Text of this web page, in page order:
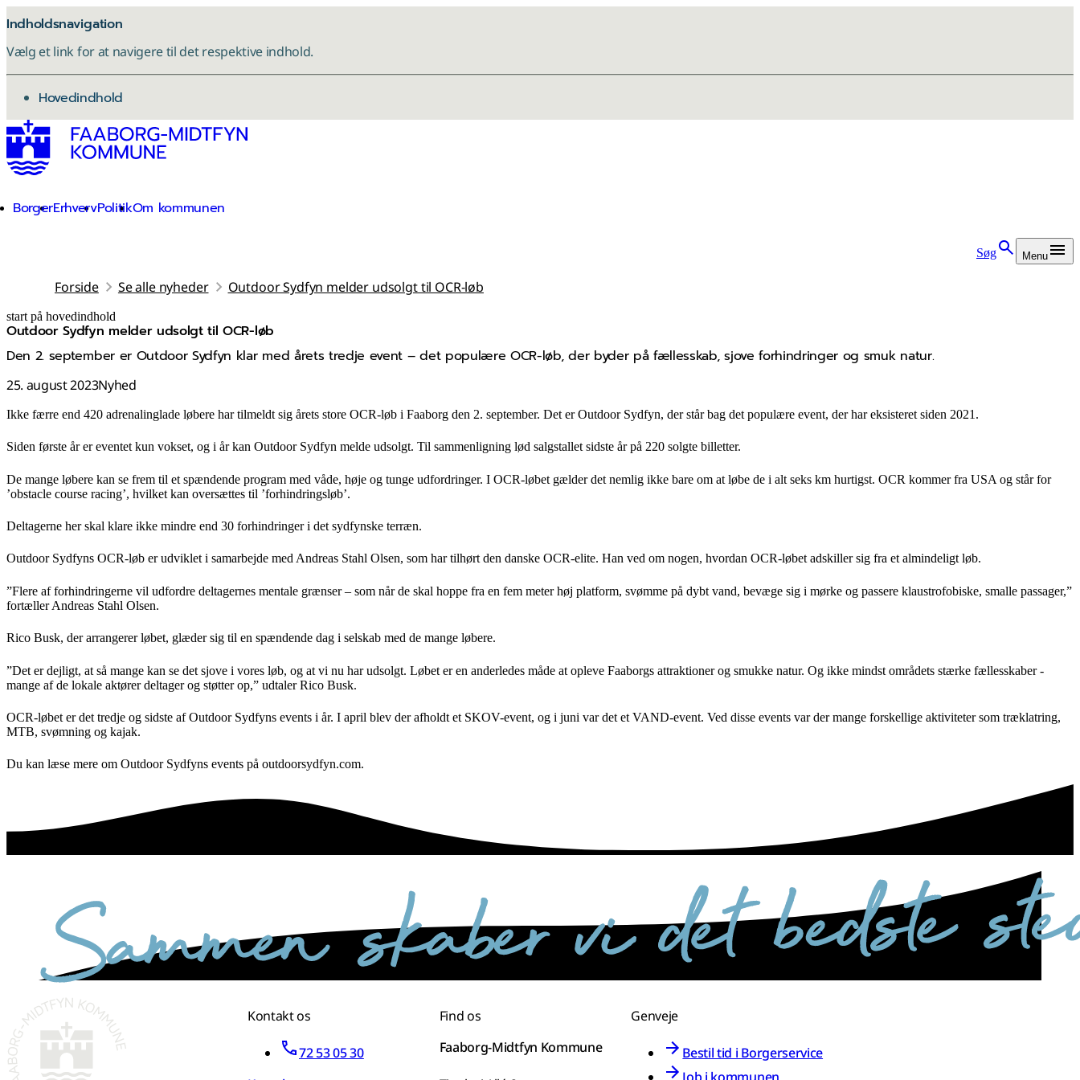
Indholdsnavigation
Vælg et link for at navigere til det respektive indhold.
gå til
Hovedindhold
BorgerErhvervPolitikOm kommunen
Søg Menu
Forside Se alle nyheder Outdoor Sydfyn melder udsolgt til OCR-løb
start på hovedindhold
Outdoor Sydfyn melder udsolgt til OCR-løb
Den 2. september er Outdoor Sydfyn klar med årets tredje event – det populære OCR-løb, der byder på fællesskab, sjove forhindringer og smuk natur.
25. august 2023Nyhed
senest opdateret 17. november 2025
Ikke færre end 420 adrenalinglade løbere har tilmeldt sig årets store OCR-løb i Faaborg den 2. september. Det er Outdoor Sydfyn, der står bag det populære event, der har eksisteret siden 2021.
Siden første år er eventet kun vokset, og i år kan Outdoor Sydfyn melde udsolgt. Til sammenligning lød salgstallet sidste år på 220 solgte billetter.
De mange løbere kan se frem til et spændende program med våde, høje og tunge udfordringer. I OCR-løbet gælder det nemlig ikke bare om at løbe de i alt seks km hurtigst. OCR kommer fra USA og står for
’obstacle course racing’, hvilket kan oversættes til ’forhindringsløb’.
Deltagerne her skal klare ikke mindre end 30 forhindringer i det sydfynske terræn.
Outdoor Sydfyns OCR-løb er udviklet i samarbejde med Andreas Stahl Olsen, som har tilhørt den danske OCR-elite. Han ved om nogen, hvordan OCR-løbet adskiller sig fra et almindeligt løb.
”Flere af forhindringerne vil udfordre deltagernes mentale grænser – som når de skal hoppe fra en fem meter høj platform, svømme på dybt vand, bevæge sig i mørke og passere klaustrofobiske, smalle passager,”
fortæller Andreas Stahl Olsen.
Rico Busk, der arrangerer løbet, glæder sig til en spændende dag i selskab med de mange løbere.
”Det er dejligt, at så mange kan se det sjove i vores løb, og at vi nu har udsolgt. Løbet er en anderledes måde at opleve Faaborgs attraktioner og smukke natur. Og ikke mindst områdets stærke fællesskaber -
mange af de lokale aktører deltager og støtter op,” udtaler Rico Busk.
OCR-løbet er det tredje og sidste af Outdoor Sydfyns events i år. I april blev der afholdt et SKOV-event, og i juni var det et VAND-event. Ved disse events var der mange forskellige aktiviteter som træklatring,
MTB, svømning og kajak.
Du kan læse mere om Outdoor Sydfyns events på outdoorsydfyn.com.
Kontakt os
72 53 05 30
Find os
Faaborg-Midtfyn Kommune
Genveje
Bestil tid i Borgerservice